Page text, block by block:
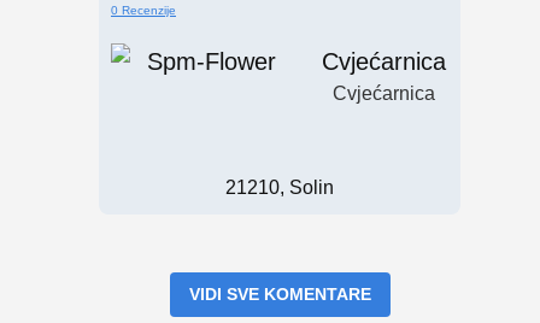
0 Recenzije
Cvjećarnica
Cvjećarnica
21210, Solin
VIDI SVE KOMENTARE